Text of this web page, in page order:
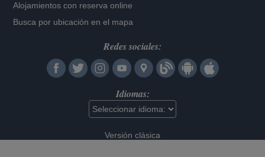
Alojamientos con reserva online
Busca por ubicación en el mapa
Redes sociales:
Idiomas:
Versión clásica